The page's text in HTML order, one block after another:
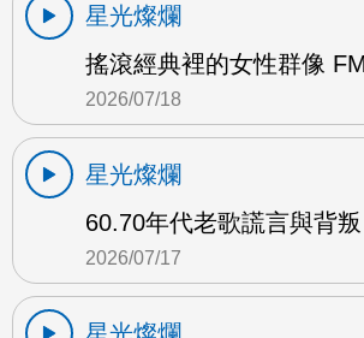
星光燦爛
搖滾經典裡的女性群像
2026/07/18
星光燦爛
60.70年代老歌謊言與背
2026/07/17